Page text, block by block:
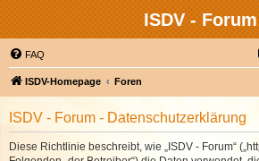
ISDV - Forum
FAQ
ISDV-Homepage Foren
ISDV - Forum - Datenschutzerklärung
Diese Richtlinie beschreibt, wie „ISDV - Forum“